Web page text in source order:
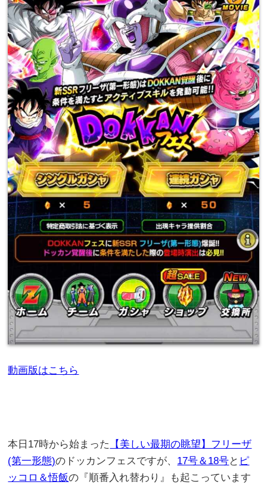
動画版はこちら
本日17時から始まった
【美しい最期の眺望】フリーザ
(第一形態)のドッカンフェスですが、 17号＆18号と ピ
ッコロ＆悟飯の『順番入れ替わり』も起こっています